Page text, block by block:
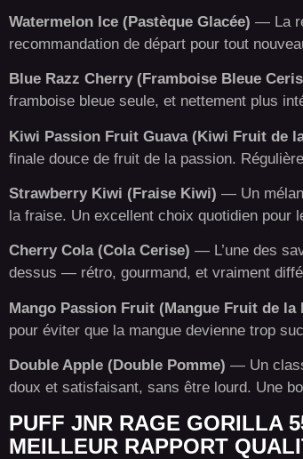
Watermelon Ice (Pastèque Glacée) — La
recommandation de départ pour tout
Blue Razz Cherry (Framboise Bleue
framboise bleue seule, et nettement plus
Kiwi Passion Fruit Guava (Kiwi Fruit de
finale douce de fruit de la passion.
Strawberry Kiwi (Fraise Kiwi) — Un
la fraise. Un excellent choix quotidien pour
Cherry Cola (Cola Cerise) — L’une des
dessus — rétro, gourmand, et vraiment
Mango Passion Fruit (Mangue Fruit de la
pour éviter que la mangue devienne trop
Double Apple (Double Pomme) — Un
doux et satisfaisant, sans être lourd. Une
PUFF JNR RAGE GORILLA
MEILLEUR RAPPORT